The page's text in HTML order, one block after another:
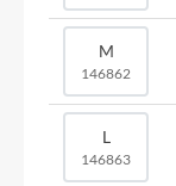
M
146862
L
146863